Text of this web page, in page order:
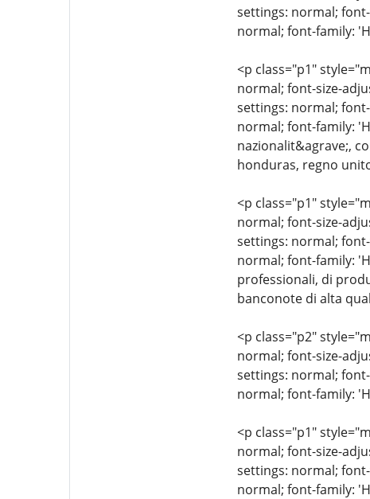
settings: normal;
normal; font-family:
<p class="p1"
normal; font-size-
settings: normal;
normal; font-family:
nazionalit&agrave;,
honduras, regno
<p class="p1"
normal; font-size-
settings: normal;
normal; font-family:
professionali, di
banconote di alta
<p class="p2"
normal; font-size-
settings: normal;
normal; font-family:
<p class="p1"
normal; font-size-
settings: normal;
normal; font-family: